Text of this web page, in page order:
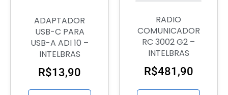
ADAPTADOR
USB-C PARA
USB-A ADI 10 –
INTELBRAS
R$13,90
RADIO
COMUNICADOR
RC 3002 G2 –
INTELBRAS
R$481,90